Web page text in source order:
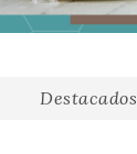
Destacados